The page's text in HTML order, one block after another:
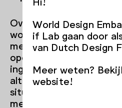
Over de stad
wordt er gebouwd in
mensen al wonen. Dit
openbare ruimte soms
ingenomen door
altijd prettig is voor
situatie te verbeteren,
met Hek, Yes! van
World Design
if Lab gaan door
van Dutch Design
Meer weten?
website!